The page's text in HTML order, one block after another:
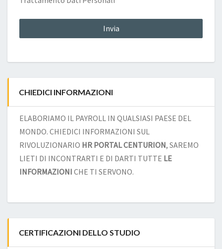
CHIEDICI INFORMAZIONI
ELABORIAMO IL PAYROLL IN QUALSIASI PAESE DEL
MONDO. CHIEDICI INFORMAZIONI SUL
RIVOLUZIONARIO HR PORTAL CENTURION, SAREMO
LIETI DI INCONTRARTI E DI DARTI TUTTE LE
INFORMAZIONI CHE TI SERVONO.
CERTIFICAZIONI DELLO STUDIO